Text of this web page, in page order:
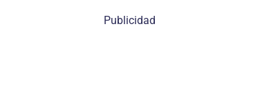
Publicidad